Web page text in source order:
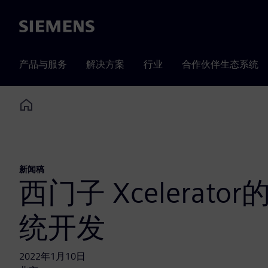
Siemens
产品与服务 解决方案 行业 合作伙伴生态系统
Home
新闻稿
西门子 Xcelerator
统开发
2022年1月10日